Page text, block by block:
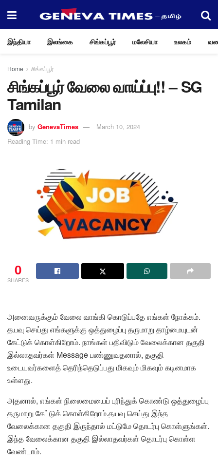
இந்தியா இலங்கை சிங்கப்பூர் மலேசியா உலகம்
Home சிங்கப்பூர்
சிங்கப்பூர் வேலை வாய்ப்பு!! – SG
Tamilan
by GenevaTimes
March 10, 2024
Reading Time: 1 min read
0
SHARES
அனைவருக்கும் வேலை வாங்கி கொடுப்பதே எங்கள் நோக்கம்.
தயவு செய்து எங்களுக்கு ஒத்துழைப்பு தருமாறு தாழ்மையுடன்
கேட்டுக் கொள்கிறோம். நாங்கள் பதிவிடும் வேலைக்கான தகுதி
இல்லாதவர்கள் Message பண்ணுவதனால், தகுதி
உடையவர்களைத் தெரிந்தெடுப்பது மிகவும் மிகவும் கடினமாக
உள்ளது.
அதனால், எங்கள் நிலைமையைப் புரிந்துக் கொண்டு ஒத்துழைப்பு
தருமாறு கேட்டுக் கொள்கிறோம்.தயவு செய்து இந்த
வேலைக்கான தகுதி இருந்தால் மட்டுமே தொடர்பு கொள்ளுங்கள்.
இந்த வேலைக்கான தகுதி இல்லாதவர்கள் தொடர்பு கொள்ள
வேண்டாம்.